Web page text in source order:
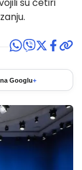
su četiri
Googlu+